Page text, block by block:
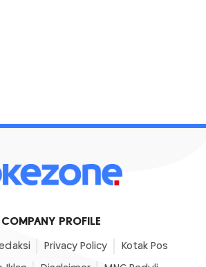
COMPANY PROFILE
Privacy Policy Kotak Pos